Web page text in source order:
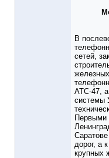
В
сетей,
АТС-47,
системы
Первыми
дорог, а
крупных